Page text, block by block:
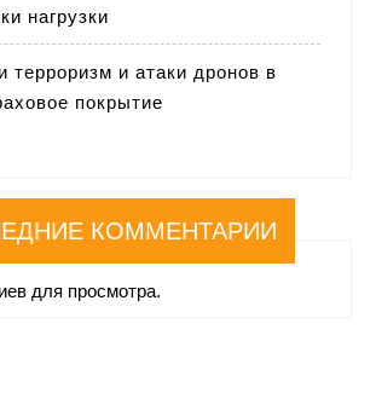
нагрузки
терроризм и атаки дронов в
покрытие
КОММЕНТАРИИ
для просмотра.